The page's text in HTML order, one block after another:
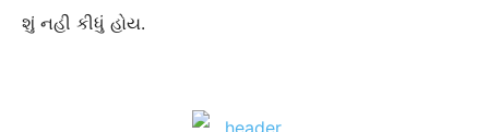
શું નહી કીધું હોય.